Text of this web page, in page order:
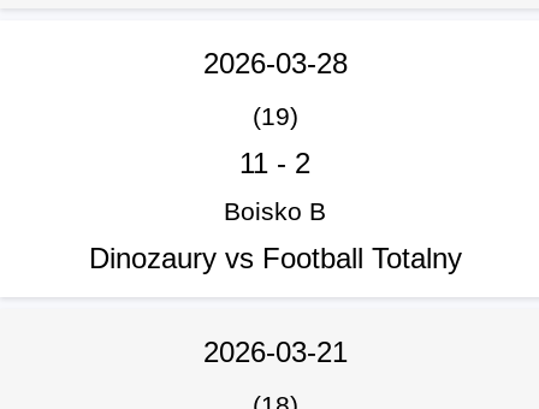
2026-03-28
(19)
11 - 2
Boisko B
Dinozaury vs Football Totalny
2026-03-21